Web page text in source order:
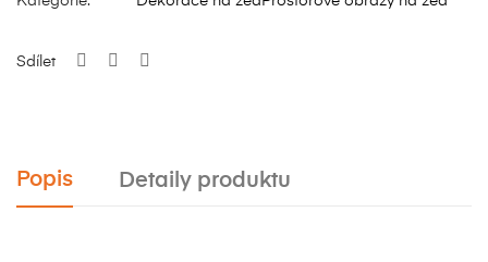
Sdílet
Popis Detaily produktu